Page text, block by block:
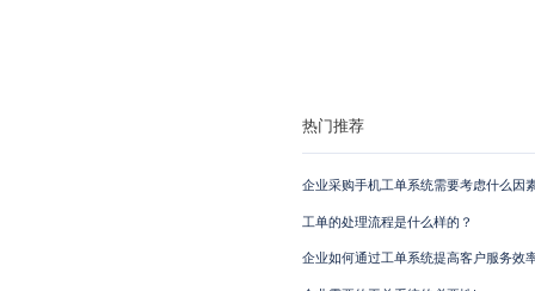
热门推荐
企业采购手机工单系统需要考虑什么因
工单的处理流程是什么样的？
企业如何通过工单系统提高客户服务效